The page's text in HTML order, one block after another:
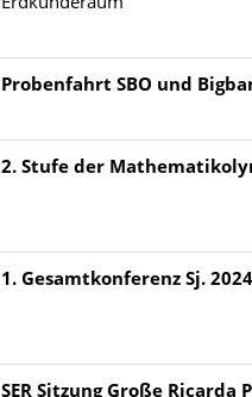
Probenfahrt SBO und
2. Stufe der
1. Gesamtkonferenz Sj.
SER Sitzung Große Ricarda